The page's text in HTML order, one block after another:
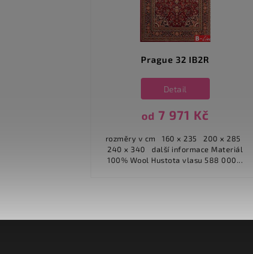
Prague 32 IB2R
od 7 971 Kč
Detail
rozměry v cm 160 x 235 200 x 285
240 x 340 další informace Materiál
100% Wool Hustota vlasu 588 000...